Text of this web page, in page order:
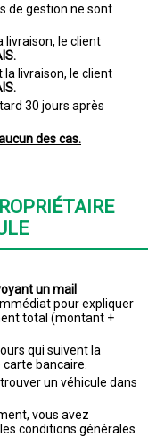
de gestion ne sont
livraison, le client
la livraison, le client
30 jours après
des cas.
un mail
pour expliquer
total (montant +
qui suivent la
bancaire.
un véhicule dans
vous avez
conditions générales